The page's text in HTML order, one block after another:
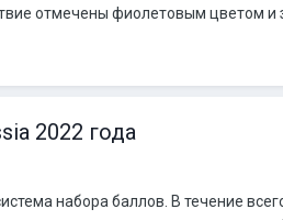
отмечены фиолетовым цветом и
2022 года
набора баллов. В течение